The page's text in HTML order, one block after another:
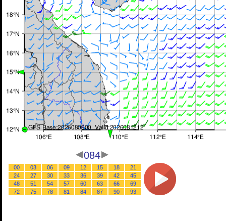
084
00 03 06 09 12 15 18
21
24
27 30 33 36 39 42
45
48
51 54 57 60 63 66
69
72
75 78 81 84 87 90 93